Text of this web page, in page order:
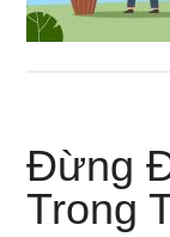
Đừng
Trong